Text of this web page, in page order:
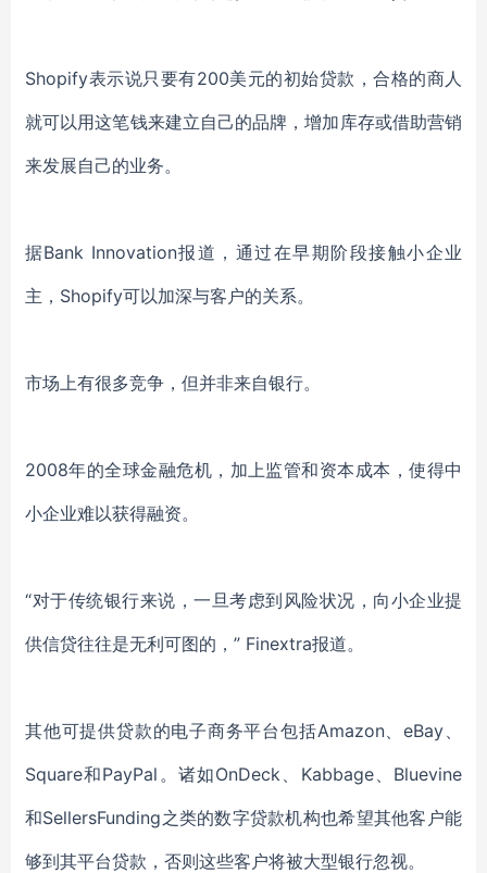
Shopify表示说只要有200美元的初始贷款，合格的商人
就可以用这笔钱来建立自己的品牌，增加库存或借助营销
来发展自己的业务。
据Bank Innovation报道，通过在早期阶段接触小企业
主，Shopify可以加深与客户的关系。
市场上有很多竞争，但并非来自银行。
2008年的全球金融危机，加上监管和资本成本，使得中
小企业难以获得融资。
“对于传统银行来说，一旦考虑到风险状况，向小企业提
供信贷往往是无利可图的，” Finextra报道。
其他可提供贷款的电子商务平台包括Amazon、eBay、
Square和PayPal。诸如OnDeck、Kabbage、Bluevine
和SellersFunding之类的数字贷款机构也希望其他客户能
够到其平台贷款，否则这些客户将被大型银行忽视。